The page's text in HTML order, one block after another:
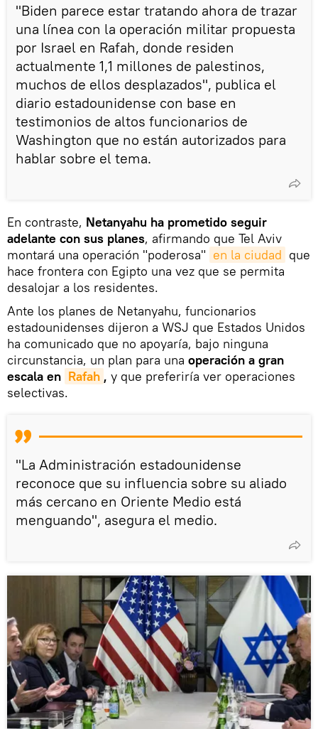
"Biden parece estar tratando ahora de trazar
una línea con la operación militar propuesta
por Israel en Rafah, donde residen
actualmente 1,1 millones de palestinos,
muchos de ellos desplazados", publica el
diario estadounidense con base en
testimonios de altos funcionarios de
Washington que no están autorizados para
hablar sobre el tema.
En contraste, Netanyahu ha prometido seguir
adelante con sus planes, afirmando que Tel Aviv
montará una operación "poderosa" en la ciudad que
hace frontera con Egipto una vez que se permita
desalojar a los residentes.
Ante los planes de Netanyahu, funcionarios
estadounidenses dijeron a WSJ que Estados Unidos
ha comunicado que no apoyaría, bajo ninguna
circunstancia, un plan para una operación a gran
escala en Rafah , y que preferiría ver operaciones
selectivas.
"La Administración estadounidense
reconoce que su influencia sobre su aliado
más cercano en Oriente Medio está
menguando", asegura el medio.